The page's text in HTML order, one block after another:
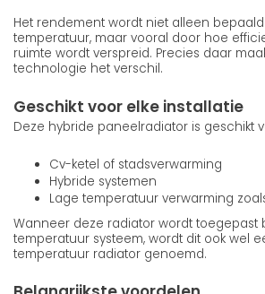
Het rendement wordt niet alleen
temperatuur, maar vooral door hoe
ruimte wordt verspreid. Precies daar
technologie het verschil.
Geschikt voor elke installatie
Deze hybride paneelradiator is geschikt
Cv-ketel of stadsverwarming
Hybride systemen
Lage temperatuur verwarming
Wanneer deze radiator wordt toegepast
temperatuur systeem, wordt dit ook wel
temperatuur radiator genoemd.